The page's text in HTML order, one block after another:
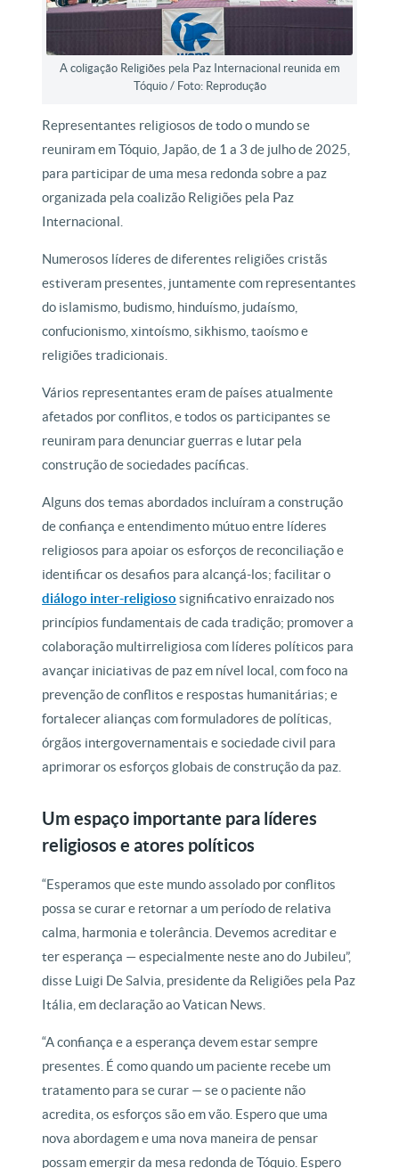
A coligação Religiões pela Paz Internacional reunida em
Tóquio / Foto: Reprodução
Representantes religiosos de todo o mundo se
reuniram em Tóquio, Japão, de 1 a 3 de julho de 2025,
para participar de uma mesa redonda sobre a paz
organizada pela coalizão Religiões pela Paz
Internacional.
Numerosos líderes de diferentes religiões cristãs
estiveram presentes, juntamente com representantes
do islamismo, budismo, hinduísmo, judaísmo,
confucionismo, xintoísmo, sikhismo, taoísmo e
religiões tradicionais.
Vários representantes eram de países atualmente
afetados por conflitos, e todos os participantes se
reuniram para denunciar guerras e lutar pela
construção de sociedades pacíficas.
Alguns dos temas abordados incluíram a construção
de confiança e entendimento mútuo entre líderes
religiosos para apoiar os esforços de reconciliação e
identificar os desafios para alcançá-los; facilitar o
diálogo inter-religioso significativo enraizado nos
princípios fundamentais de cada tradição; promover a
colaboração multirreligiosa com líderes políticos para
avançar iniciativas de paz em nível local, com foco na
prevenção de conflitos e respostas humanitárias; e
fortalecer alianças com formuladores de políticas,
órgãos intergovernamentais e sociedade civil para
aprimorar os esforços globais de construção da paz.
Um espaço importante para líderes
religiosos e atores políticos
“Esperamos que este mundo assolado por conflitos
possa se curar e retornar a um período de relativa
calma, harmonia e tolerância. Devemos acreditar e
ter esperança — especialmente neste ano do Jubileu”,
disse Luigi De Salvia, presidente da Religiões pela Paz
Itália, em declaração ao Vatican News.
“A confiança e a esperança devem estar sempre
presentes. É como quando um paciente recebe um
tratamento para se curar — se o paciente não
acredita, os esforços são em vão. Espero que uma
nova abordagem e uma nova maneira de pensar
possam emergir da mesa redonda de Tóquio. Espero